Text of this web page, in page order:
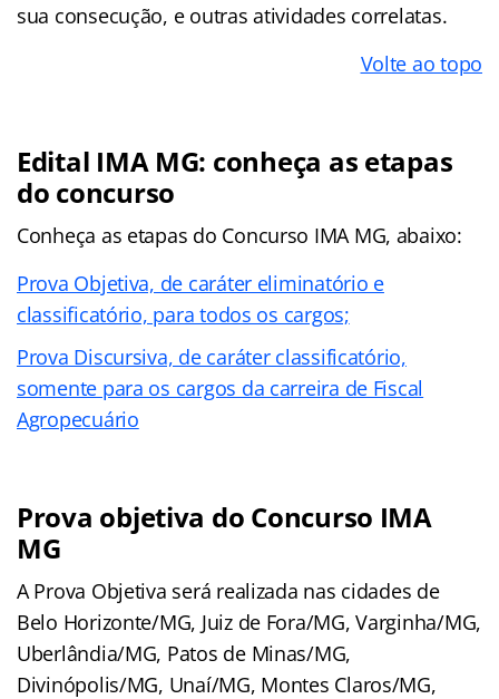
sua consecução, e outras atividades correlatas.
Volte ao topo
Edital IMA MG: conheça as etapas
do concurso
Conheça as etapas do Concurso IMA MG, abaixo:
Prova Objetiva, de caráter eliminatório e
classificatório, para todos os cargos;
Prova Discursiva, de caráter classificatório,
somente para os cargos da carreira de Fiscal
Agropecuário
Prova objetiva do Concurso IMA
MG
A Prova Objetiva será realizada nas cidades de
Belo Horizonte/MG, Juiz de Fora/MG, Varginha/MG,
Uberlândia/MG, Patos de Minas/MG,
Divinópolis/MG, Unaí/MG, Montes Claros/MG,